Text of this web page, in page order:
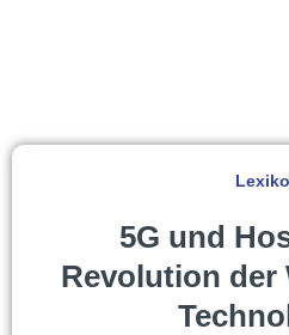
5G und
Revolution der